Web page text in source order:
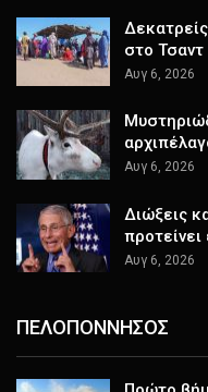
στο Τσαντ
Αυγ 6, 2026
Αυγ 6, 2026
Διώξεις
Αυγ 6, 2026
ΠΕΛΟΠΟΝΝΗΣΟΣ